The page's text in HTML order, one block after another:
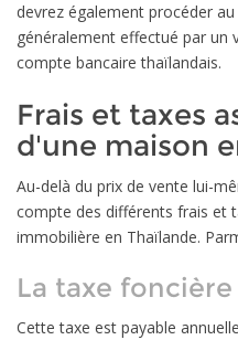
devrez également procéder
généralement effectué par un
compte bancaire thaïlandais.
Frais et taxes
d'une maison
Au-delà du prix de vente lui-
compte des différents frais et
immobilière en Thaïlande.
La taxe foncière
Cette taxe est payable